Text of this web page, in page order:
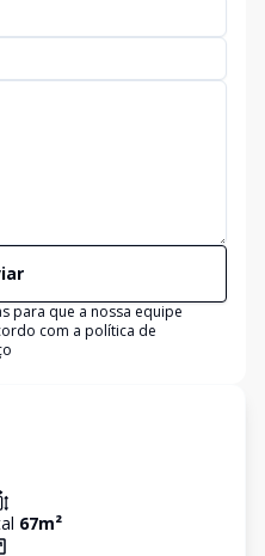
para que a nossa equipe
com a política de
67m²